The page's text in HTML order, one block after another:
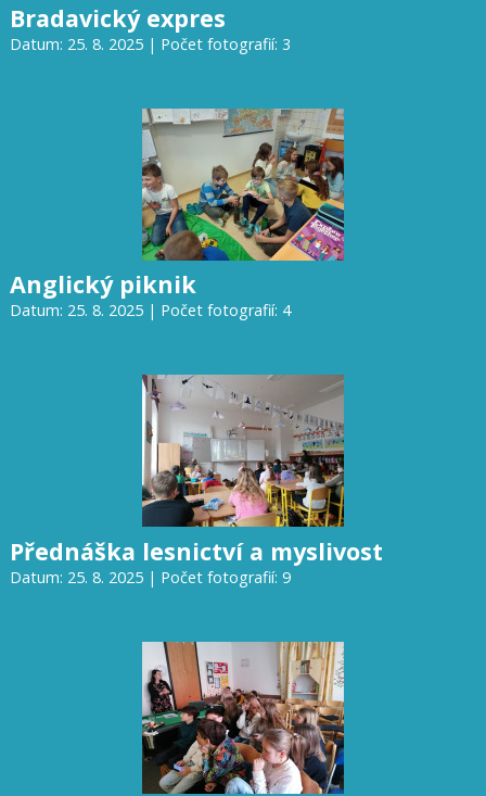
Bradavický expres
Datum: 25. 8. 2025 | Počet fotografií: 3
Anglický piknik
Datum: 25. 8. 2025 | Počet fotografií: 4
Přednáška lesnictví a myslivost
Datum: 25. 8. 2025 | Počet fotografií: 9